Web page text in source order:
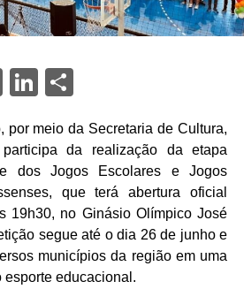
Messenger
LinkedIn
por meio da Secretaria de Cultura,
da realização da etapa
dos Jogos Escolares e Jogos
que terá abertura oficial
19h30, no Ginásio Olímpico José
segue até o dia 26 de junho e
municípios da região em uma
educacional.